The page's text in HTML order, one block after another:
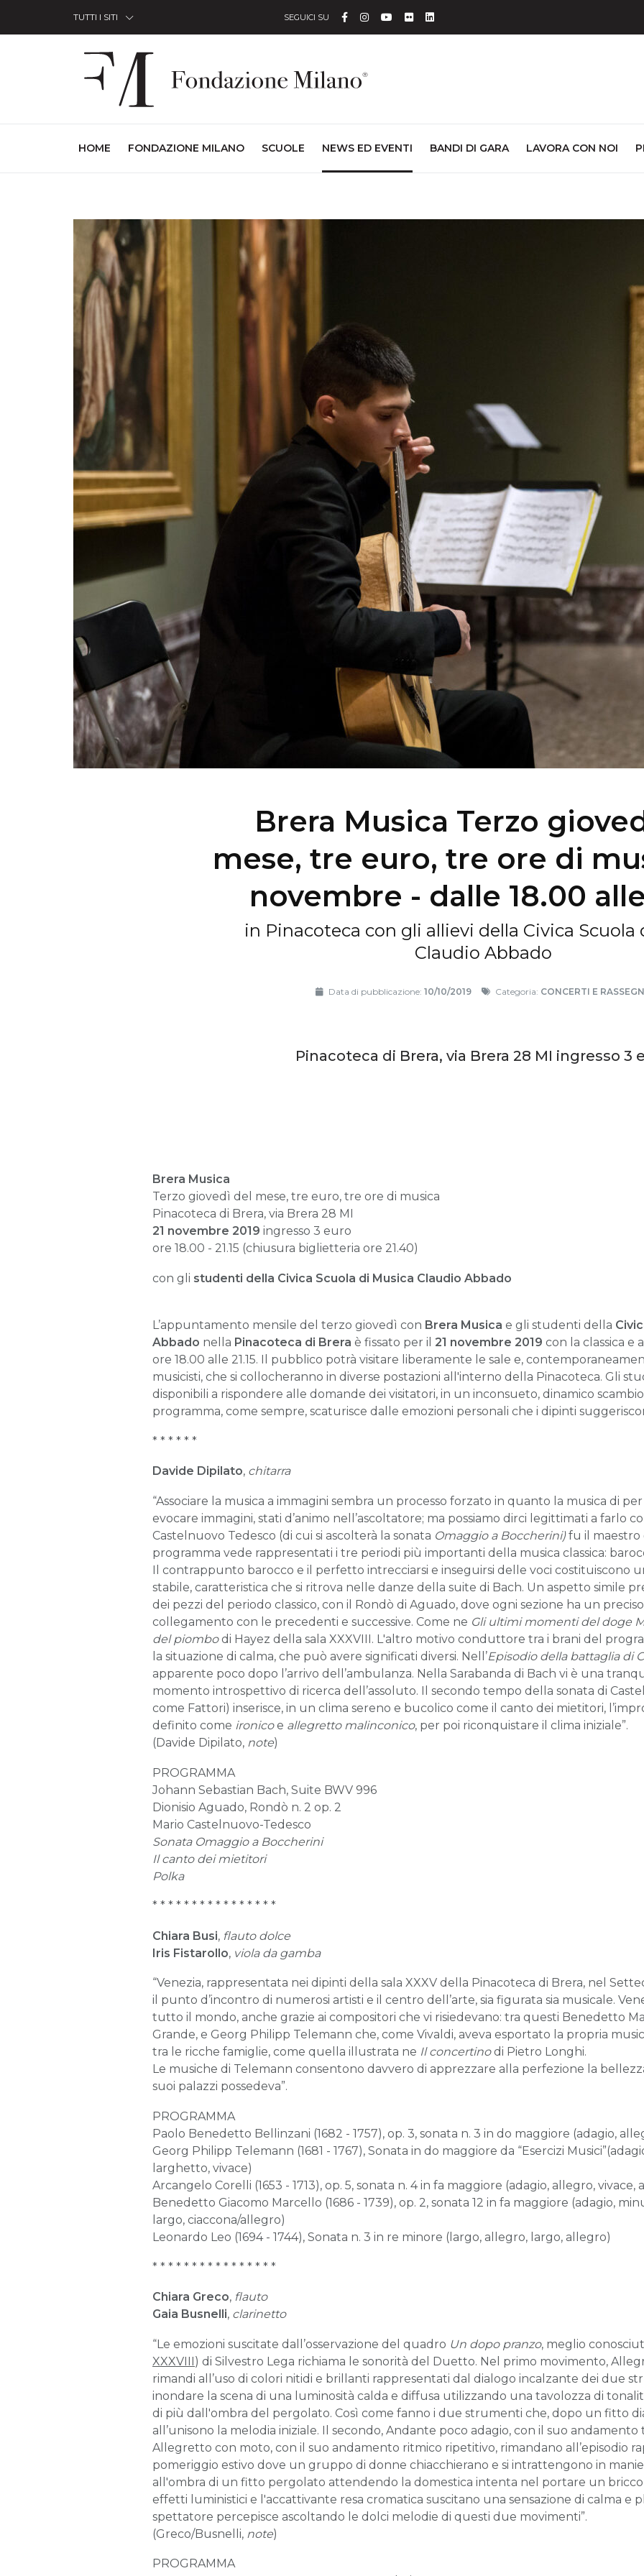
TUTTI I SITI SEGUICI SU Facebook
Instagram
YouTube
FlickrLinkedin
HOME (CURRENT)
FONDAZIONE MILANO SCUOLE NEWS ED EVENTI BANDI DI GARA LAVORA CON NOI
Brera Musica Terzo
mese, tre euro, tre ore di
novembre - dalle 18.00 alle
in Pinacoteca con gli allievi della Civica Scuola
Claudio Abbado
Data di pubblicazione:10/10/2019 Categoria: CONCERTI E
Pinacoteca di Brera, via Brera 28 MI ingresso 3
Brera Musica
Terzo giovedì del mese, tre euro, tre ore di musica
Pinacoteca di Brera, via Brera 28 MI
21 novembre 2019 ingresso 3 euro
ore 18.00 - 21.15 (chiusura biglietteria ore 21.40)
con gli studenti della Civica Scuola di Musica Claudio Abbado
L’appuntamento mensile del terzo giovedì con Brera Musica e gli studenti della
Abbado nella Pinacoteca di Brera è fissato per il 21 novembre 2019 con la classica e
ore 18.00 alle 21.15. Il pubblico potrà visitare liberamente le sale e,
musicisti, che si collocheranno in diverse postazioni all'interno della Pinacoteca. Gli
disponibili a rispondere alle domande dei visitatori, in un inconsueto, dinamico
programma, come sempre, scaturisce dalle emozioni personali che i dipinti
* * * * * *
Davide Dipilato, chitarra
“Associare la musica a immagini sembra un processo forzato in quanto la musica di
evocare immagini, stati d’animo nell’ascoltatore; ma possiamo dirci legittimati a farlo
Castelnuovo Tedesco (di cui si ascolterà la sonata Omaggio a Boccherini)fu il maestro
programma vede rappresentati i tre periodi più importanti della musica classica:
Il contrappunto barocco e il perfetto intrecciarsi e inseguirsi delle voci costituiscono
stabile, caratteristica che si ritrova nelle danze della suite di Bach. Un aspetto simile
dei pezzi del periodo classico, con il Rondò di Aguado, dove ogni sezione ha un
collegamento con le precedenti e successive. Come ne Gli ultimi momenti del doge
delpiombodi Hayez della sala XXXVIII. L'altro motivo conduttore tra i brani del
la situazione di calma, che può avere significati diversi. Nell’Episodio della battaglia di
apparente poco dopo l’arrivo dell’ambulanza. Nella Sarabanda di Bach vi è una
momento introspettivo di ricerca dell’assoluto. Il secondo tempo della sonata di
come Fattori) inserisce, in un clima sereno e bucolico come il canto dei mietitori,
definito come ironicoe allegretto malinconico, per poi riconquistare il clima iniziale”.
(Davide Dipilato, note)
PROGRAMMA
Johann Sebastian Bach, Suite BWV 996
Dionisio Aguado, Rondò n. 2 op. 2
Mario Castelnuovo-Tedesco
Sonata Omaggio a Boccherini
Il canto dei mietitori
Polka
* * * * * * * * * * * * * * * *
Chiara Busi, flauto dolce
Iris Fistarollo, viola da gamba
“Venezia, rappresentata nei dipinti della sala XXXV della Pinacoteca di Brera, nel
il punto d’incontro di numerosi artisti e il centro dell’arte, sia figurata sia musicale.
tutto il mondo, anche grazie ai compositori che vi risiedevano: tra questi Benedetto
Grande, e Georg Philipp Telemann che, come Vivaldi, aveva esportato la propria
tra le ricche famiglie, come quella illustrata ne Il concertinodi Pietro Longhi.
Le musiche di Telemann consentono davvero di apprezzare alla perfezione la
suoi palazzi possedeva”.
PROGRAMMA
Paolo Benedetto Bellinzani (1682 - 1757), op. 3, sonata n. 3 in do maggiore (adagio,
Georg Philipp Telemann (1681 - 1767), Sonata in do maggiore da “Esercizi
larghetto, vivace)
Arcangelo Corelli (1653 - 1713), op. 5, sonata n. 4 in fa maggiore (adagio, allegro, vivace,
Benedetto Giacomo Marcello (1686 - 1739), op. 2, sonata 12 in fa maggiore (adagio,
largo, ciaccona/allegro)
Leonardo Leo (1694 - 1744), Sonata n. 3 in re minore (largo, allegro, largo, allegro)
* * * * * * * * * * * * * * * *
Chiara Greco, flauto
Gaia Busnelli, clarinetto
“Le emozioni suscitate dall’osservazione del quadro Un dopo pranzo, meglio
XXXVIII) di Silvestro Lega richiama le sonorità del Duetto. Nel primo movimento,
rimandi all’uso di colori nitidi e brillanti rappresentati dal dialogo incalzante dei due
inondare la scena di una luminosità calda e diffusa utilizzando una tavolozza di
di più dall'ombra del pergolato. Così come fanno i due strumenti che, dopo un fitto
all’unisono la melodia iniziale. Il secondo, Andante poco adagio, con il suo
Allegretto con moto, con il suo andamento ritmico ripetitivo, rimandano all’episodio
pomeriggio estivo dove un gruppo di donne chiacchierano e si intrattengono in
all'ombra di un fitto pergolato attendendo la domestica intenta nel portare un
effetti luministici e l'accattivante resa cromatica suscitano una sensazione di calma e
spettatore percepisce ascoltando le dolci melodie di questi due movimenti”.
(Greco/Busnelli, note)
PROGRAMMA